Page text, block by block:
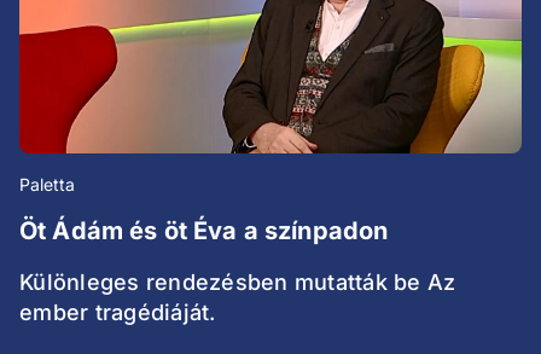
Paletta
Öt Ádám és öt Éva a színpadon
Különleges rendezésben mutatták be Az
ember tragédiáját.